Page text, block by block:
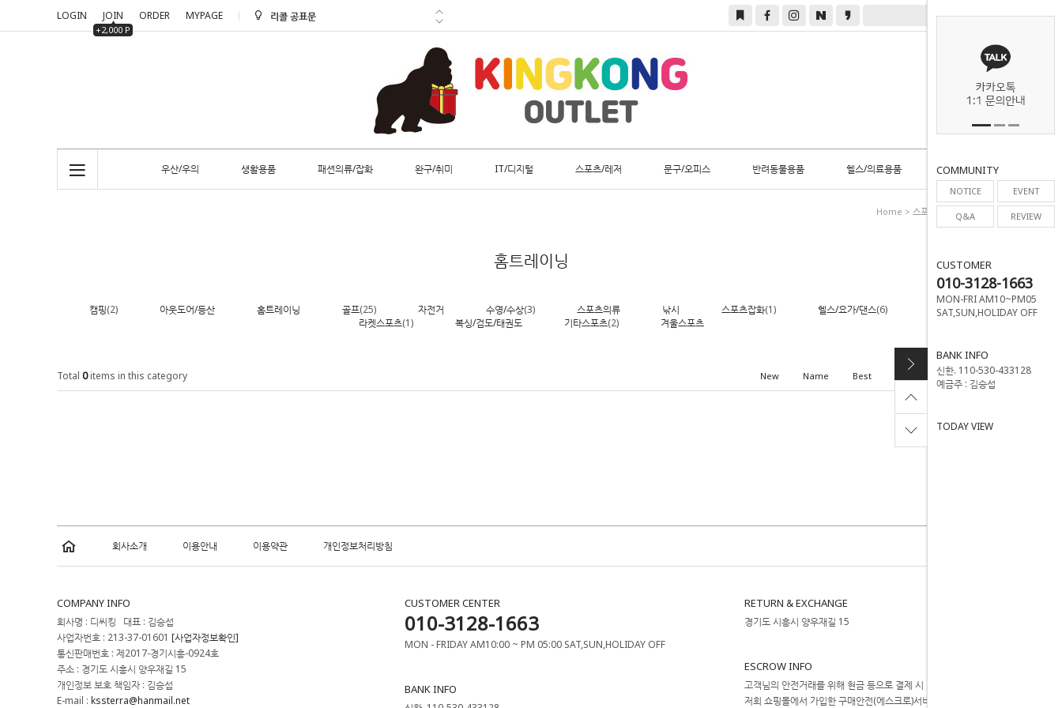
LOGIN JOIN
+2,000 P
ORDER MYPAGE
리콜 공표문
우산/우의 생활용품 패션의류/잡화 완구/취미 IT/디지털 스포츠/레저 문구/오피스 반려동물용품 헬스/의료용품 0
COMMUNITY
NOTICE EVENT
Q&A REVIEW
CUSTOMER
010-3128-1663
MON-FRI AM10~PM05
SAT,SUN,HOLIDAY OFF
BANK INFO
신한. 110-530-433128
예금주 : 김승섭
TODAY VIEW
Home > 스포츠/레저 >홈트레이닝
홈트레이닝
캠핑(2) 아웃도어/등산 홈트레이닝 골프(25) 자전거 수영/수상(3) 스포츠의류 낚시 스포츠잡화(1) 헬스/요가/댄스(6)
구기스포츠
라켓스포츠(1) 복싱/검도/태권도 기타스포츠(2) 겨울스포츠
Total 0items in this category New Name Best High price Low price
회사소개 이용안내 이용약관 개인정보처리방침
COMPANY INFO
회사명 : 디씨킹 대표 : 김승섭
사업자번호 : 213-37-01601 [사업자정보확인]
통신판매번호 : 제2017-경기시흥-0924호
주소 : 경기도 시흥시 양우재길 15
개인정보 보호 책임자 : 김승섭
E-mail : kssterra@hanmail.net
CUSTOMER CENTER
010-3128-1663
MON - FRIDAY AM10:00 ~ PM 05:00 SAT,SUN,HOLIDAY OFF
BANK INFO
RETURN & EXCHANGE
경기도 시흥시 양우재길 15
ESCROW INFO
고객님의 안전거래를 위해 현금 등으로 결제 시
저희 쇼핑몰에서 가입한 구매안전(에스크로)서비스를